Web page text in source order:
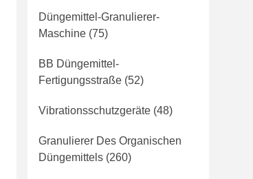
Düngemittel-Granulierer-
Maschine (75)
BB Düngemittel-
Fertigungsstraße (52)
Vibrationsschutzgeräte (48)
Granulierer Des Organischen
Düngemittels (260)